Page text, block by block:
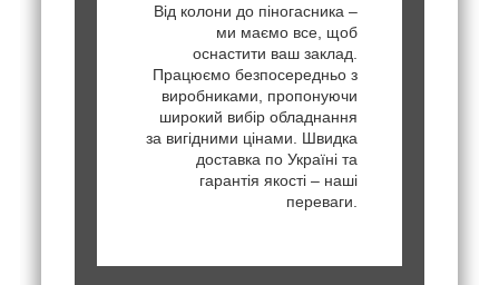
Від колони до піногасника –
ми маємо все, щоб
оснастити ваш заклад.
Працюємо безпосередньо з
виробниками, пропонуючи
широкий вибір обладнання
за вигідними цінами. Швидка
доставка по Україні та
гарантія якості – наші
переваги.